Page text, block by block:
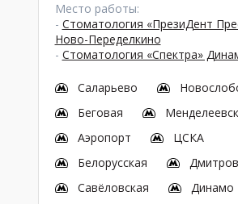
Место работы:
- Стоматология «ПрезиДент
Ново-Переделкино
- Стоматология «Спектра»
Саларьево
Беговая
Аэропорт
ЦСКА
Белорусская
Савёловская
Динамо